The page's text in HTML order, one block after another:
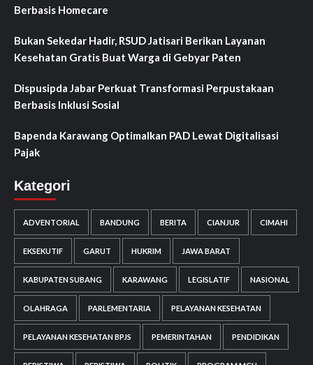
Berbasis Homecare
Bukan Sekedar Hadir, RSUD Jatisari Berikan Layanan
Kesehatan Gratis Buat Warga di Gebyar Paten
Dispusipda Jabar Perkuat Transformasi Perpustakaan
Berbasis Inklusi Sosial
Bapenda Karawang Optimalkan PAD Lewat Digitalisasi
Pajak
Kategori
ADVENTORIAL BANDUNG BERITA CIANJUR CIMAHI
EKSEKUTIF GARUT HUKRIM JAWA BARAT
KABUPATEN SUBANG KARAWANG LEGISLATIF NASIONAL
OLAHRAGA PARLEMENTARIA PELAYANAN KESEHATAN
PELAYANAN KESEHATAN BPJS PEMERINTAHAN PENDIDIKAN